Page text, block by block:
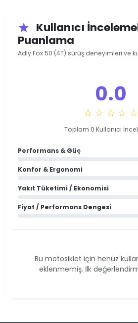
star
Kullanıcı
Puanlama
Adly Fox 50 (4T) sürüş deneyimleri ve
0.0
☆ ☆ ☆ ☆ ☆
Toplam 0 Kullanıcı
Performans & Güç
Konfor & Ergonomi
Yakıt Tüketimi / Ekonomisi
Fiyat / Performans Dengesi
Bu motosiklet için henüz
eklenmemiş. İlk